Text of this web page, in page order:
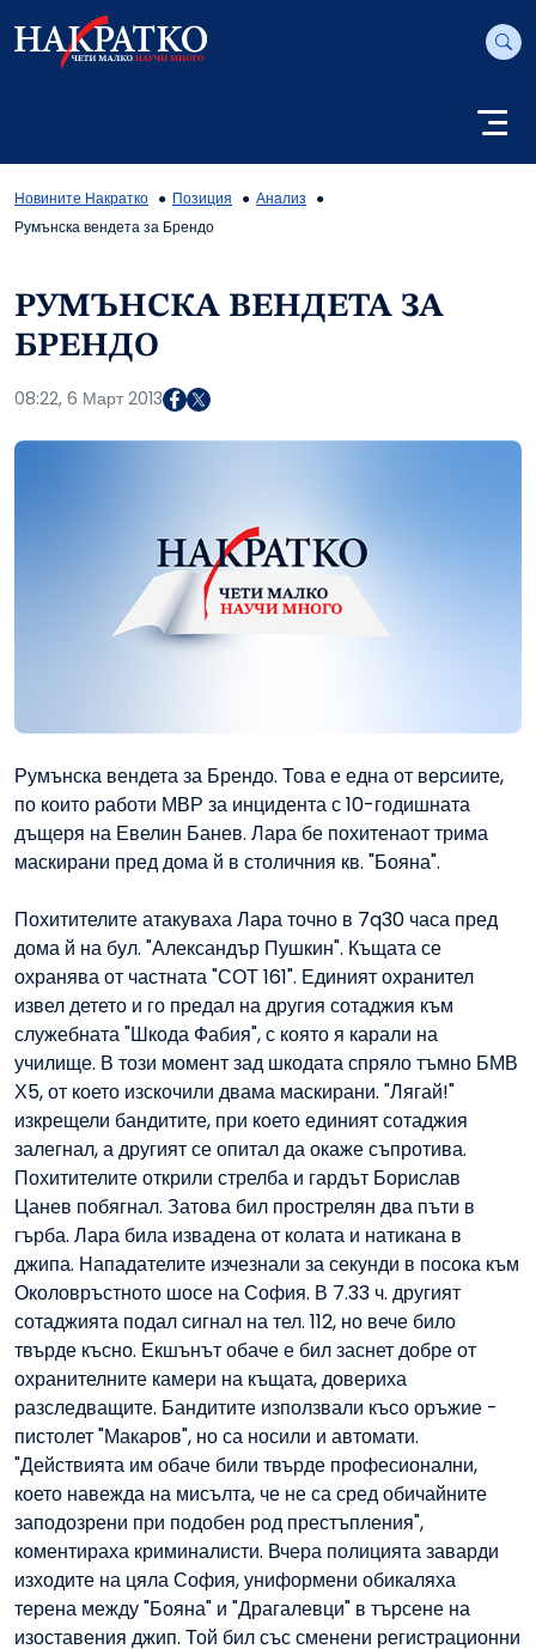
Новините Накратко Позиция
Анализ
Румънска вендета за Брендо
РУМЪНСКА ВЕНДЕТА ЗА
БРЕНДО
08:22, 6 Март 2013
Румънска вендета за Брендо. Това е една от версиите,
по които работи МВР за инцидента с 10-годишната
дъщеря на Евелин Банев. Лара бе похитенаот трима
маскирани пред дома й в столичния кв. "Бояна".
Похитителите атакуваха Лара точно в 7q30 часа пред
дома й на бул. "Александър Пушкин". Къщата се
охранява от частната "СОТ 161". Единият охранител
извел детето и го предал на другия сотаджия към
служебната "Шкода Фабия", с която я карали на
училище. В този момент зад шкодата спряло тъмно БМВ
Х5, от което изскочили двама маскирани. "Лягай!"
изкрещели бандитите, при което единият сотаджия
залегнал, а другият се опитал да окаже съпротива.
Похитителите открили стрелба и гардът Борислав
Цанев побягнал. Затова бил прострелян два пъти в
гърба. Лара била извадена от колата и натикана в
джипа. Нападателите изчезнали за секунди в посока към
Околовръстното шосе на София. В 7.33 ч. другият
сотаджията подал сигнал на тел. 112, но вече било
твърде късно. Екшънът обаче е бил заснет добре от
охранителните камери на къщата, довериха
разследващите. Бандитите използвали късо оръжие -
пистолет "Макаров", но са носили и автомати.
"Действията им обаче били твърде професионални,
което навежда на мисълта, че не са сред обичайните
заподозрени при подобен род престъпления",
коментираха криминалисти. Вчера полицията заварди
изходите на цяла София, униформени обикаляха
терена между "Бояна" и "Драгалевци" в търсене на
изоставения джип. Той бил със сменени регистрационни